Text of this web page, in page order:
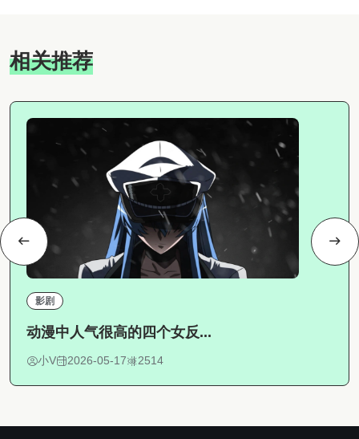
相关推荐
影剧
动漫中人气很高的四个女反...
小V 2026-05-17 2514